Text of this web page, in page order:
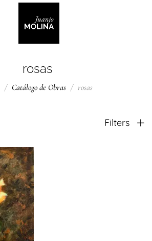
rosas
Catálogo de Obras rosas
Filters